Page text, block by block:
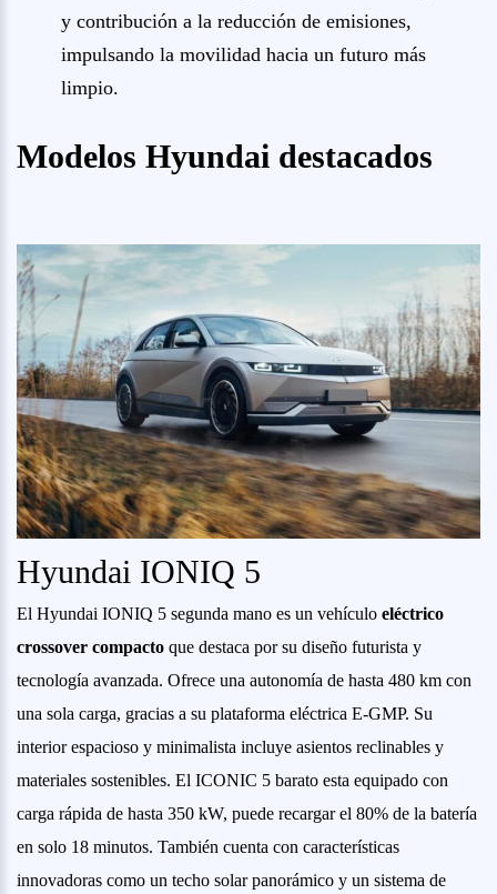
y contribución a la reducción de emisiones,
impulsando la movilidad hacia un futuro más
limpio.
Modelos Hyundai destacados
Hyundai IONIQ 5
El Hyundai IONIQ 5 segunda mano es un vehículo eléctrico
crossover compacto que destaca por su diseño futurista y
tecnología avanzada. Ofrece una autonomía de hasta 480 km con
una sola carga, gracias a su plataforma eléctrica E-GMP. Su
interior espacioso y minimalista incluye asientos reclinables y
materiales sostenibles. El ICONIC 5 barato esta equipado con
carga rápida de hasta 350 kW, puede recargar el 80% de la batería
en solo 18 minutos. También cuenta con características
innovadoras como un techo solar panorámico y un sistema de